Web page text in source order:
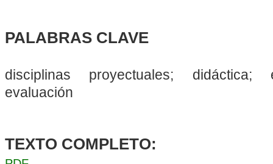
PALABRAS CLAVE
disciplinas proyectuales; didáctica;
evaluación
TEXTO COMPLETO: